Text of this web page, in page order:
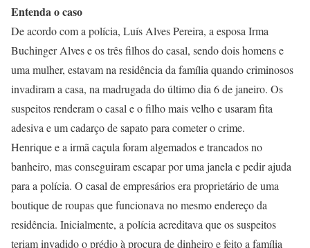
Entenda o caso
De acordo com a polícia, Luís Alves Pereira, a esposa Irma
Buchinger Alves e os três filhos do casal, sendo dois homens e
uma mulher, estavam na residência da família quando criminosos
invadiram a casa, na madrugada do último dia 6 de janeiro. Os
suspeitos renderam o casal e o filho mais velho e usaram fita
adesiva e um cadarço de sapato para cometer o crime.
Henrique e a irmã caçula foram algemados e trancados no
banheiro, mas conseguiram escapar por uma janela e pedir ajuda
para a polícia. O casal de empresários era proprietário de uma
boutique de roupas que funcionava no mesmo endereço da
residência. Inicialmente, a polícia acreditava que os suspeitos
teriam invadido o prédio à procura de dinheiro e feito a família